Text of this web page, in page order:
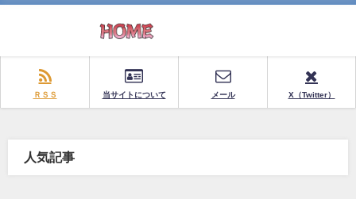
ＲＳＳ 当サイトについて メール X（Twitter）
人気記事